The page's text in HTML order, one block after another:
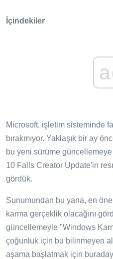
İçindekiler
Microsoft, işletim sisteminde
bırakmıyor. Yaklaşık bir ay
bu yeni sürüme
10 Falls Creator Update'in
gördük.
Sunumundan bu yana, en
karma gerçeklik olacağını
güncellemeyle "Windows
çoğunluk için bu bilinmeyen
aşama başlatmak için